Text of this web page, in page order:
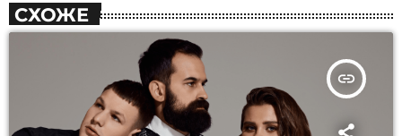
СХОЖЕ
insert_link